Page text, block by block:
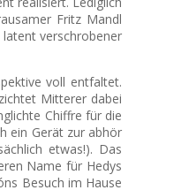
Fritz Mandl
verschrobener
voll entfaltet.
Mitterer dabei
Chiffre für die
ein Gerät zur abhör
etwas!). Das
Name für Hedys
Besuch im Hause